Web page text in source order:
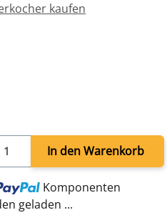
kaufen
In den Warenkorb
Komponenten
geladen ...